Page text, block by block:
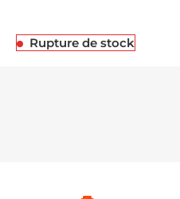
Rupture de stock